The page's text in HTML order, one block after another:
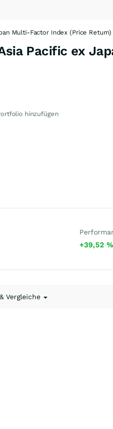
Multi-Factor Index (Price Return)
Pacific ex
hinzufügen
+39,52%
Vergleiche